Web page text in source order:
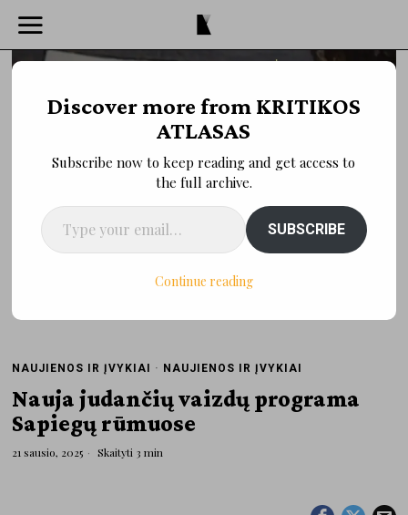
NAUJIENOS IR ĮVYKIAI · NAUJIENOS IR ĮVYKIAI
Nauja judančių vaizdų programa
Sapiegų rūmuose
21 sausio, 2025 Skaityti 3 min
Discover more from KRITIKOS
ATLASAS
Subscribe now to keep reading and get access to
the full archive.
Type your email…
SUBSCRIBE
Continue reading